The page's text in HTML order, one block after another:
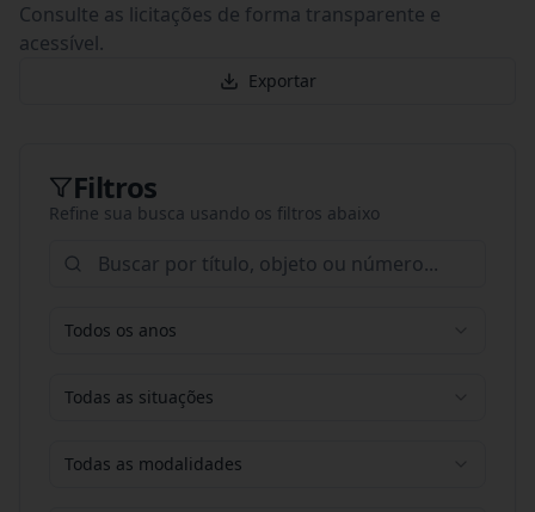
Consulte as licitações de forma transparente e
acessível.
Exportar
Filtros
Refine sua busca usando os filtros abaixo
Todos os anos
Todas as situações
Todas as modalidades